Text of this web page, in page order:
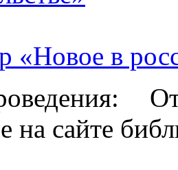
«Новое в
на сайте